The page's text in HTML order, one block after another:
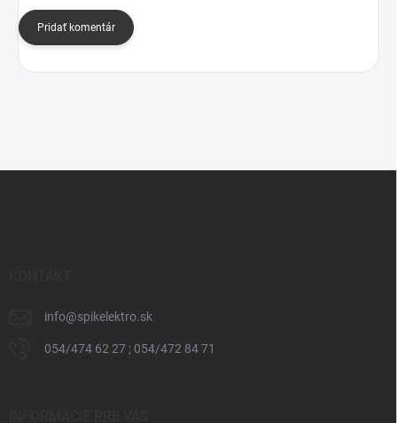
Pridať komentár
info@spikelektro.sk
054/474 62 27 ; 054/472 84 71